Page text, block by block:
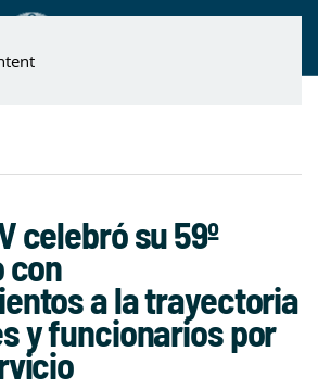
celebró su 59º
con
a la trayectoria
y funcionarios por